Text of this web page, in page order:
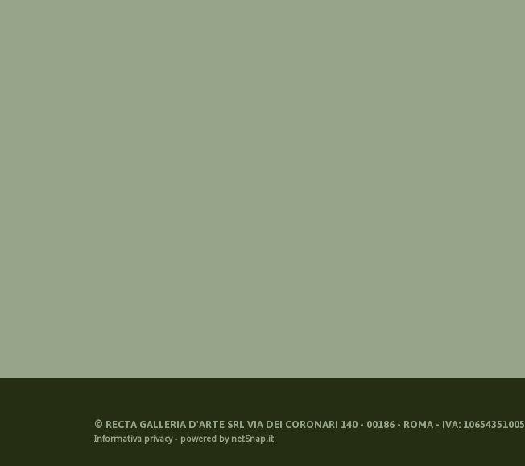
© RECTA GALLERIA D'ARTE SRL VIA DEI CORONARI 140 - 00186 - ROMA - IVA: 10654351005
Informativa privacy- powered by netSnap.it